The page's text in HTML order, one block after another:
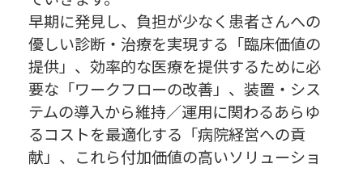
早期に発見し、負担が少なく患者さんへの
優しい診断・治療を実現する「臨床価値の
提供」、効率的な医療を提供するために必
要な「ワークフローの改善」、装置・シス
テムの導入から維持／運用に関わるあらゆ
るコストを最適化する「病院経営への貢
献」、これら付加価値の高いソリューショ